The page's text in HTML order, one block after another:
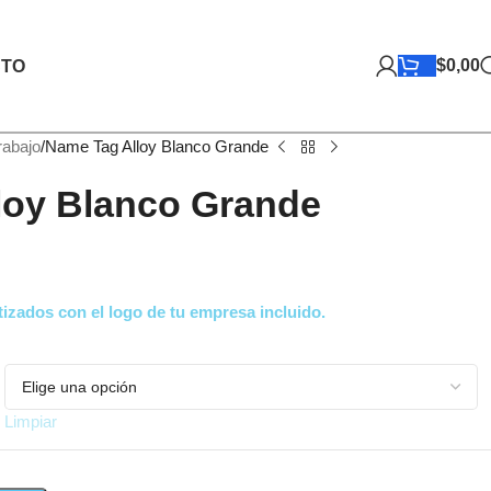
$0,00
Name Tag Alloy Blanco Grande
Blanco Grande
con el logo de tu empresa incluido.
Limpiar